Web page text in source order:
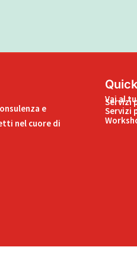
e
nel cuore di
Vai al
Servizi
Servizi